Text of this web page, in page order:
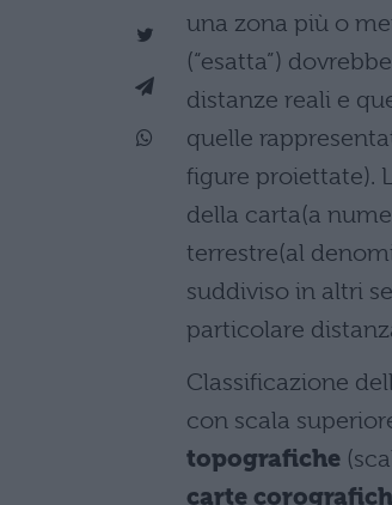
una zona più o
(“esatta”)
distanze reali e
quelle
figure proiettate).
della carta(a
terrestre(al
suddiviso in altri
particolare
Classificazione
con scala
topografiche
carte